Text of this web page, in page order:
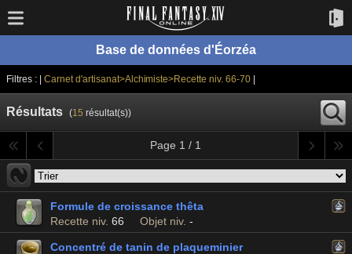
Base de données d'Éorzéa
Filtres : | Carnet d'artisanat>Alchimiste>Recette niv. 66-70
Résultats (15 résultat(s))
Page 1 / 1
Formule de croissance thêta
Recette niv. 66 Objet niv. -
Concentré de tanin de plaqueminier